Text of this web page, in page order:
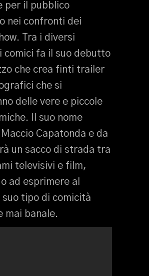
per il pubblico
nei confronti dei
Tra i diversi
comici fa il suo debutto
che crea finti trailer
che si
delle vere e piccole
Il suo nome
Capatonda e da
un sacco di strada tra
televisivi e film,
ad esprimere al
suo tipo di comicità
mai banale.